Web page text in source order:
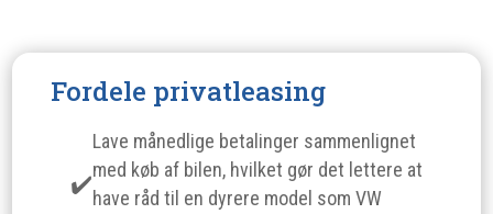
Fordele privatleasing
Lave månedlige betalinger sammenlignet
med køb af bilen, hvilket gør det lettere at
have råd til en dyrere model som VW